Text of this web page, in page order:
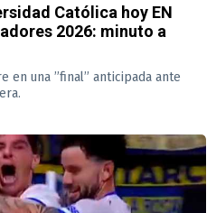
Católica hoy EN
2026: minuto a
en una ”final” anticipada ante